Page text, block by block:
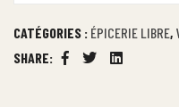
CATÉGORIES : ÉPICERIE LIBRE,
SHARE:
Facebook
TwitterLinkedin